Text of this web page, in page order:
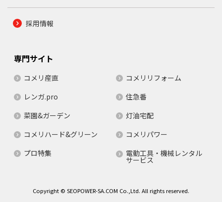
採用情報
専門サイト
コメリ産直
コメリリフォーム
レンガ.pro
住急番
菜園&ガーデン
灯油宅配
コメリハード&グリーン
コメリパワー
プロ特集
電動工具・機械レンタル
サービス
Copyright © SEOPOWER-SA.COM Co.,Ltd. All rights reserved.